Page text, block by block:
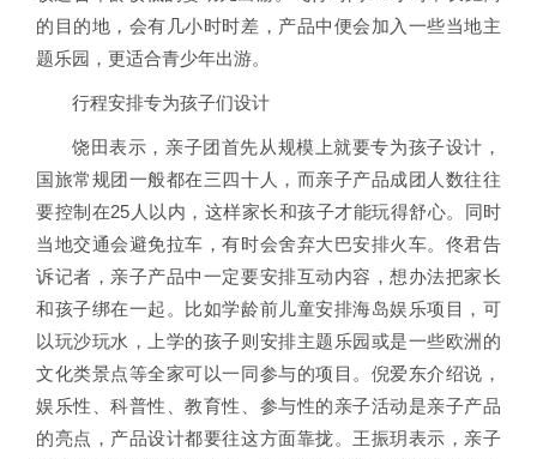
的目的地，会有几小时时差，产品中便会加入一些当地主
题乐园，更适合青少年出游。
行程安排专为孩子们设计
饶田表示，亲子团首先从规模上就要专为孩子设计，
国旅常规团一般都在三四十人，而亲子产品成团人数往往
要控制在25人以内，这样家长和孩子才能玩得舒心。同时
当地交通会避免拉车，有时会舍弃大巴安排火车。佟君告
诉记者，亲子产品中一定要安排互动内容，想办法把家长
和孩子绑在一起。比如学龄前儿童安排海岛娱乐项目，可
以玩沙玩水，上学的孩子则安排主题乐园或是一些欧洲的
文化类景点等全家可以一同参与的项目。倪爱东介绍说，
娱乐性、科普性、教育性、参与性的亲子活动是亲子产品
的亮点，产品设计都要往这方面靠拢。王振玥表示，亲子